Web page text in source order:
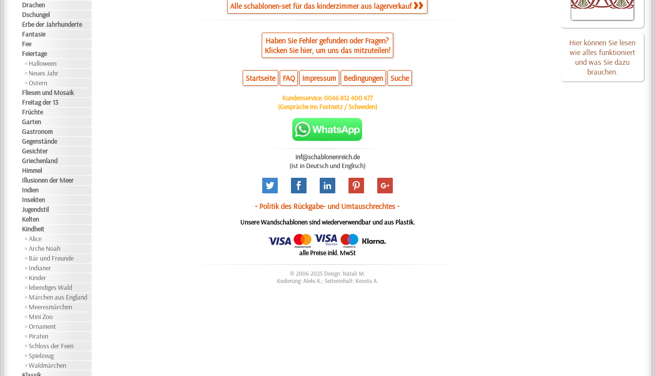
Drachen
Dschungel
Erbe der Jahrhunderte
Fantasie
Fee
Feiertage
Halloween
Neues Jahr
Ostern
Fliesen und Mosaik
Freitag der 13
Früchte
Garten
Gastronom
Gegenstände
Gesichter
Griechenland
Himmel
Illusionen der Meer
Indien
Insekten
Jugendstil
Kelten
Kindheit
Alice
Arche Noah
Bär und Freunde
Indianer
Kinder
lebendiges Wald
Märchen aus England
Meeresmärchen
Mini Zoo
Ornament
Piraten
Schloss der Feen
Spielzeug
Waldmärchen
Hier können Sie lesen
wie alles funktioniert
und was Sie dazu
brauchen.
Alle schablonen-set für das kinderzimmer aus lagerverkauf
Haben Sie Fehler gefunden oder Fragen?
Klicken Sie hier, um uns das mitzuteilen!
Startseite FAQ Impressum Bedingungen Suche
Kundenservice:0046 812 400 477
(Gespräche ins Festnetz / Schweden)
inf@schablonenreich.de
(ist in Deutsch und Englisch)
• Politik des Rückgabe- und Umtauschrechtes •
Unsere Wandschablonen sind wiederverwendbar und aus Plastik.
alle Preise inkl. MwSt
© 2006-2025 Design: Natali M.
Kodierung: Aleks K.; Seiteninhalt: Konsta A.